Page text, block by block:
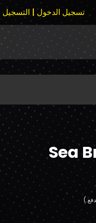
تسجيل الدخول | التسجيل
Sea